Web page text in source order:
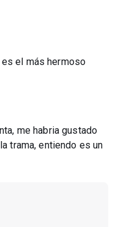
el más hermoso
me habria gustado
trama, entiendo es un